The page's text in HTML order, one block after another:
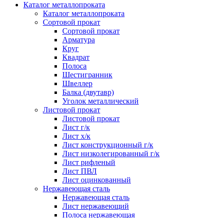
Каталог металлопроката
Каталог металлопроката
Сортовой прокат
Сортовой прокат
Арматура
Круг
Квадрат
Полоса
Шестигранник
Швеллер
Балка (двутавр)
Уголок металлический
Листовой прокат
Листовой прокат
Лист г/к
Лист х/к
Лист конструкционный г/к
Лист низколегированный г/к
Лист рифленый
Лист ПВЛ
Лист оцинкованный
Нержавеющая сталь
Нержавеющая сталь
Лист нержавеющий
Полоса нержавеющая